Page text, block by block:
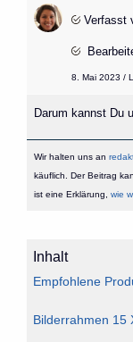
Verfasst
8. Mai 2023 /
Darum kannst Du
Wir halten uns an
käuflich. Der Beitrag
ist eine Erklärung, wie
Inhalt
Empfohlene
Bilderrahmen 15